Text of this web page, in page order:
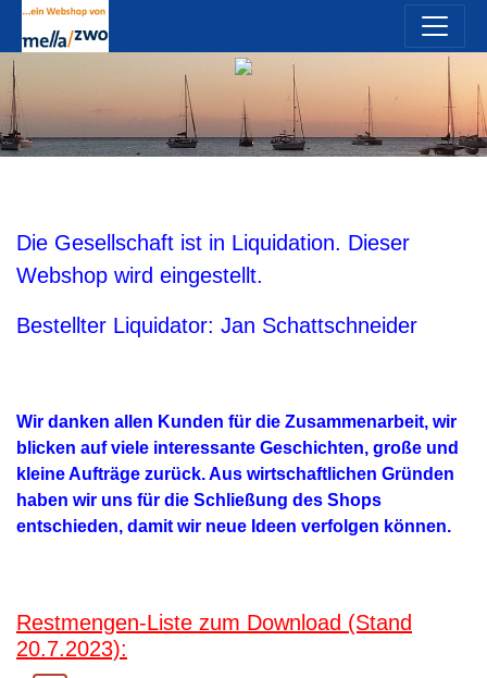
Die Gesellschaft ist in Liquidation. Dieser
Webshop wird eingestellt.
Bestellter Liquidator: Jan Schattschneider
Wir danken allen Kunden für die Zusammenarbeit, wir
blicken auf viele interessante Geschichten, große und
kleine Aufträge zurück. Aus wirtschaftlichen Gründen
haben wir uns für die Schließung des Shops
entschieden, damit wir neue Ideen verfolgen können.
Restmengen-Liste zum Download (Stand
20.7.2023):